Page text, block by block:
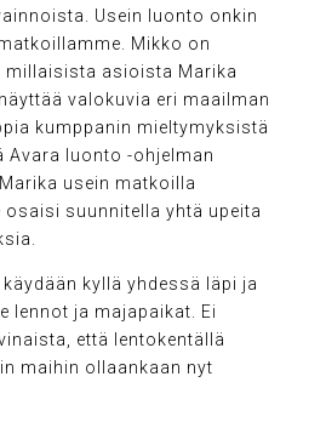
Usein luonto onkin
Mikko on
millaisista asioista Marika
valokuvia eri maailman
kumppanin mieltymyksistä
Avara luonto -ohjelman
usein matkoilla
osaisi suunnitella yhtä upeita
kyllä yhdessä läpi ja
lennot ja majapaikat. Ei
että lentokentällä
maihin ollaankaan nyt